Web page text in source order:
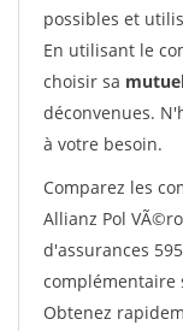
possibles et
En utilisant le
choisir sa
déconvenues.
à votre besoin.
Comparez les
Allianz Pol
d'assurances
complémentaire
Obtenez